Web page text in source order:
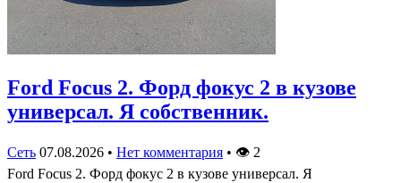
Ford Focus 2. Форд фокус 2 в кузове
универсал. Я собственник.
Сеть 07.08.2026 • Нет комментария • 👁 2
Ford Focus 2. Форд фокус 2 в кузове универсал. Я